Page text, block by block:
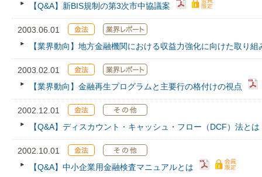
【Q&A】新BIS規制の第3次市中協議案
2003.06.01
【業界動向】地方金融機関における収益力強化に向けた取り組
2003.02.01
【業界動向】金融再生プログラムと主要行の格付けの視点
2002.12.01
【Q&A】ディスカウント・キャッシュ・フロー（DCF）法とは
2002.10.01
【Q&A】中小企業用金融検査マニュアルとは